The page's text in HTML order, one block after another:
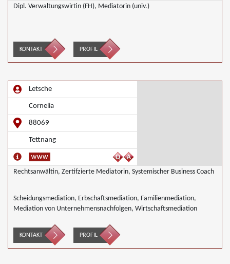
Dipl. Verwaltungswirtin (FH), Mediatorin (univ.)
KONTAKT PROFIL
Letsche
Cornelia
88069
Tettnang
Rechtsanwältin, Zertifzierte Mediatorin, Systemischer Business Coach
Scheidungsmediation, Erbschaftsmediation, Familienmediation,
Mediation von Unternehmensnachfolgen, Wirtschaftsmediation
KONTAKT PROFIL